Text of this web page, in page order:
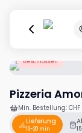
Geschlossen
Pizzeria
Min. Bestellung:
Lieferung
10-20 min